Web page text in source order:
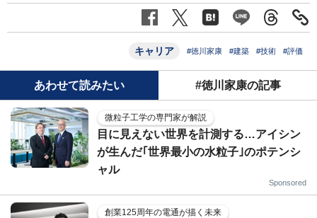
キャリア #徳川家康 #建築 #技術 #評価
あわせて読みたい #徳川家康の記事
微粒子工学の専門家が解説
目に見えない世界を計測する…アイシン
が生んだ｢世界最小の水粒子｣のポテンシ
ャル
Sponsored
創業125周年の電通が描く未来